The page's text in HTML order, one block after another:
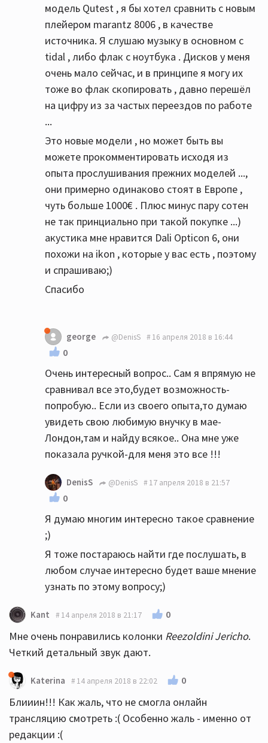
модель Qutest , я бы хотел сравнить с новым
плейером marantz 8006 , в качестве
источника. Я слушаю музыку в основном с
tidal , либо флак с ноутбука . Дисков у меня
очень мало сейчас, и в принципе я могу их
тоже во флак скопировать , давно перешёл
на цифру из за частых переездов по работе
...
Это новые модели , но может быть вы
можете прокомментировать исходя из
опыта прослушивания прежних моделей ...,
они примерно одинаково стоят в Европе ,
чуть больше 1000€ . Плюс минус пару сотен
не так принциально при такой покупке ...)
акустика мне нравится Dali Opticon 6, они
похожи на ikon , которые у вас есть , поэтому
и спрашиваю;)
Спасибо
george @DenisS 16 апреля 2018 в 16:44
0
Очень интересный вопрос.. Сам я впрямую не
сравнивал все это,будет возможность-
попробую.. Если из своего опыта,то думаю
увидеть свою любимую внучку в мае-
Лондон,там и найду всякое.. Она мне уже
показала ручкой-для меня это все !!!
DenisS @DenisS 17 апреля 2018 в 21:57
0
Я думаю многим интересно такое сравнение
;)
Я тоже постараюсь найти где послушать, в
любом случае интересно будет ваше мнение
узнать по этому вопросу;)
Kant 14 апреля 2018 в 21:17 0
Мне очень понравились колонки Reezoldini Jericho.
Четкий детальный звук дают.
Katerina 14 апреля 2018 в 22:02 0
Блииин!!! Как жаль, что не смогла онлайн
трансляцию смотреть :( Особенно жаль - именно от
редакции :(